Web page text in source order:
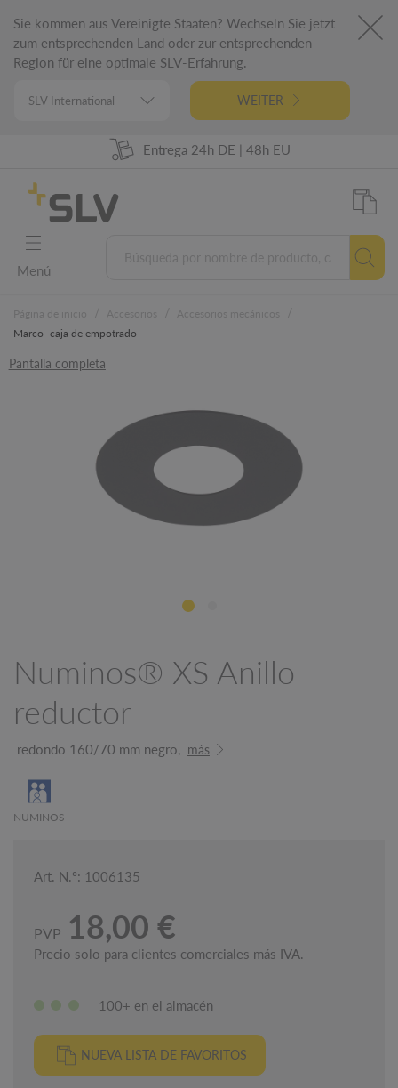
Sie kommen aus Vereinigte Staaten? Wechseln Sie jetzt
zum entsprechenden Land oder zur entsprechenden
Region für eine optimale SLV-Erfahrung.
WEITER
98% de disponibilidad de las mercancías
Entrega 24h DE | 48h EU
5 años de garantía
Ingeniería alemana
Menú
Marco -caja de empotrado
Pantalla completa
Numinos® XS Anillo
reductor
redondo 160/70 mm negro, más
NUMINOS
Art. N.º: 1006135
PVP 18,00 €
Precio solo para clientes comerciales más IVA.
100+ en el almacén
NUEVA LISTA DE FAVORITOS